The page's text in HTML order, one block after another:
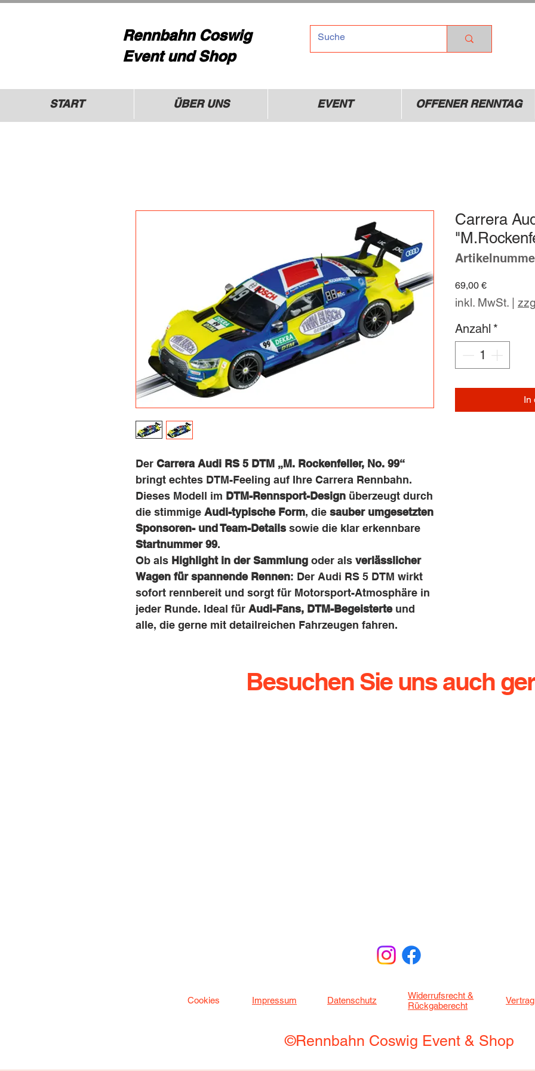
Rennbahn Coswig
Event und Shop
START ÜBER UNS EVENT OFFENER RENNTAG
Der Carrera Audi RS 5 DTM „M. Rockenfeller, No. 99“
bringt echtes DTM-Feeling auf Ihre Carrera Rennbahn.
Dieses Modell im DTM-Rennsport-Design überzeugt durch
die stimmige Audi-typische Form, die sauber umgesetzten
Sponsoren- und Team-Details sowie die klar erkennbare
Startnummer 99.
Ob als Highlight in der Sammlung oder als verlässlicher
Wagen für spannende Rennen: Der Audi RS 5 DTM wirkt
sofort rennbereit und sorgt für Motorsport-Atmosphäre in
jeder Runde. Ideal für Audi-Fans, DTM-Begeisterteund
alle, die gerne mit detailreichen Fahrzeugen fahren.
Carrera
69,00 €Preis
inkl. MwSt.
Anzahl *
In
Besuchen Sie uns auch
Cookies Impressum Datenschutz
Widerrufsrecht &
Rückgaberecht
©Rennbahn Coswig Event & Shop